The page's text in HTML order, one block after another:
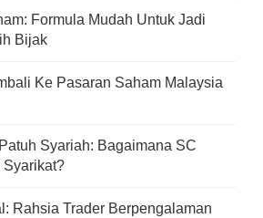
Formula Mudah Untuk Jadi
Bijak
Ke Pasaran Saham Malaysia
Syariah: Bagaimana SC
Syarikat?
Rahsia Trader Berpengalaman